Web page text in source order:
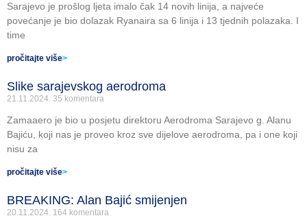
Sarajevo je prošlog ljeta imalo čak 14 novih linija, a najveće
povećanje je bio dolazak Ryanaira sa 6 linija i 13 tjednih polazaka. I
time
pročitajte više>
Slike sarajevskog aerodroma
21.11.2024. 35 komentara
Zamaaero je bio u posjetu direktoru Aerodroma Sarajevo g. Alanu
Bajiću, koji nas je proveo kroz sve dijelove aerodroma, pa i one koji
nisu za
pročitajte više>
BREAKING: Alan Bajić smijenjen
20.11.2024. 164 komentara